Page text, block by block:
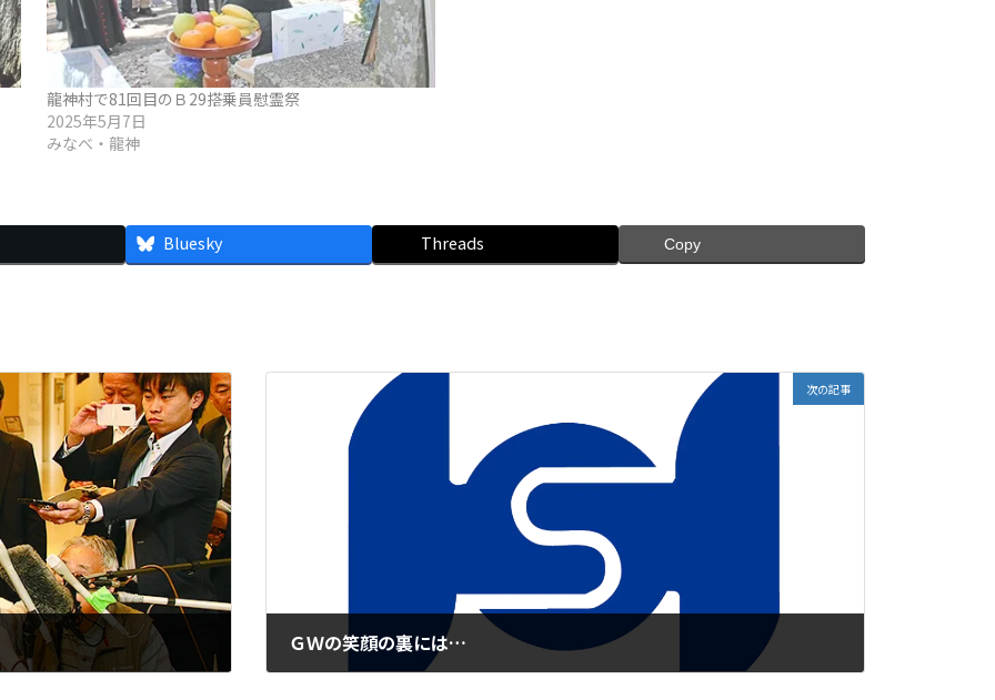
龍神村で81回目のＢ29搭乗員慰霊祭
2025年5月7日
みなべ・龍神
Bluesky Threads Copy
次の記事
ＧＷの笑顔の裏には…